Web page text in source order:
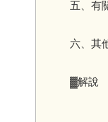
五、有
六、其
▓解說